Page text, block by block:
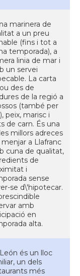
marinera de
a un preu
(fins i tot a
temporada), a
linia de mar i
un servei
La carta
des de
de la regió a
(també per
peix, marisc i
de carn. És una
millors adreces
a Llafranc
cuna de qualitat,
de
i
sense
se d\'hipotecar.
amb
en
alta.
és un lloc
un dels
més